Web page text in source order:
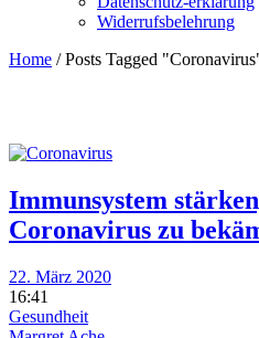
Widerrufsbelehrung
Home /Posts Tagged
Immunsystem
Coronavirus zu
22. März 2020
16:41
Gesundheit